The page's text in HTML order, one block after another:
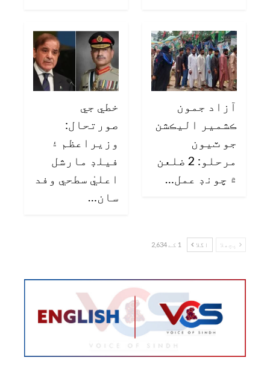
آزاد جمون
ڪشمير اليڪشن
جو ٽيون
مرحلو: 2 ضلعن
۾ چونڊ عمل…
خطي جي
صورتحال:
وزيراعظم ۽
فيلڊ مارشل
اعليٰ سطحي وفد
سان…
پچھلا اگلا 1 کے 2,634